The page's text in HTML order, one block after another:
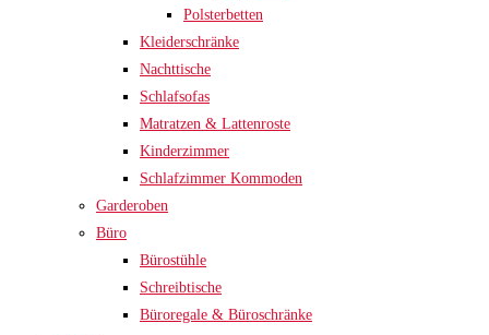
Polsterbetten
Kleiderschränke
Nachttische
Schlafsofas
Matratzen & Lattenroste
Kinderzimmer
Schlafzimmer Kommoden
Garderoben
Büro
Bürostühle
Schreibtische
Büroregale & Büroschränke